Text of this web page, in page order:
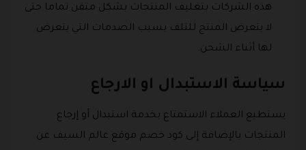
هذه الشركات بتغليف المنتجات بشكل متقن تماما حتى
لا يتعرض المنتج للتلف بسبب الصدمات التي يتعرض
لها أثناء الشحن.
سياسة الاستبدال او الارجاع
يستطيع العملاء الاستمتاع بخدمة استبدال أو إرجاع
المنتجات بالإضافة إلى كود خصم موقع عالم السيف عن